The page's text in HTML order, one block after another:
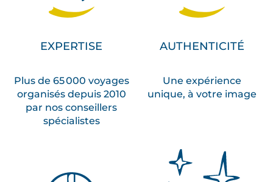
EXPERTISE
Plus de 65 000 voyages
organisés depuis 2010
par nos conseillers
spécialistes
AUTHENTICITÉ
Une expérience
unique, à votre image